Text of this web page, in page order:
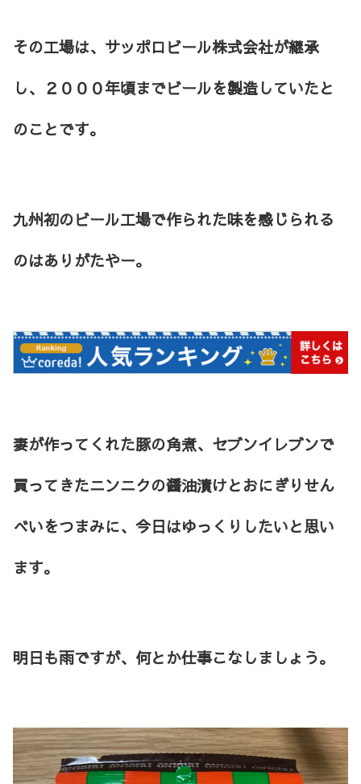
その工場は、サッポロビール株式会社が継承
し、２０００年頃までビールを製造していたと
のことです。
九州初のビール工場で作られた味を感じられる
のはありがたやー。
妻が作ってくれた豚の角煮、セブンイレブンで
買ってきたニンニクの醤油漬けとおにぎりせん
べいをつまみに、今日はゆっくりしたいと思い
ます。
明日も雨ですが、何とか仕事こなしましょう。